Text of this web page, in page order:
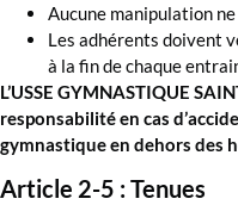
Aucune manipulation ne
Les adhérents doivent
à la fin de chaque
L’USSE GYMNASTIQUE
responsabilité en cas
gymnastique en dehors des
Article 2-5 : Tenues